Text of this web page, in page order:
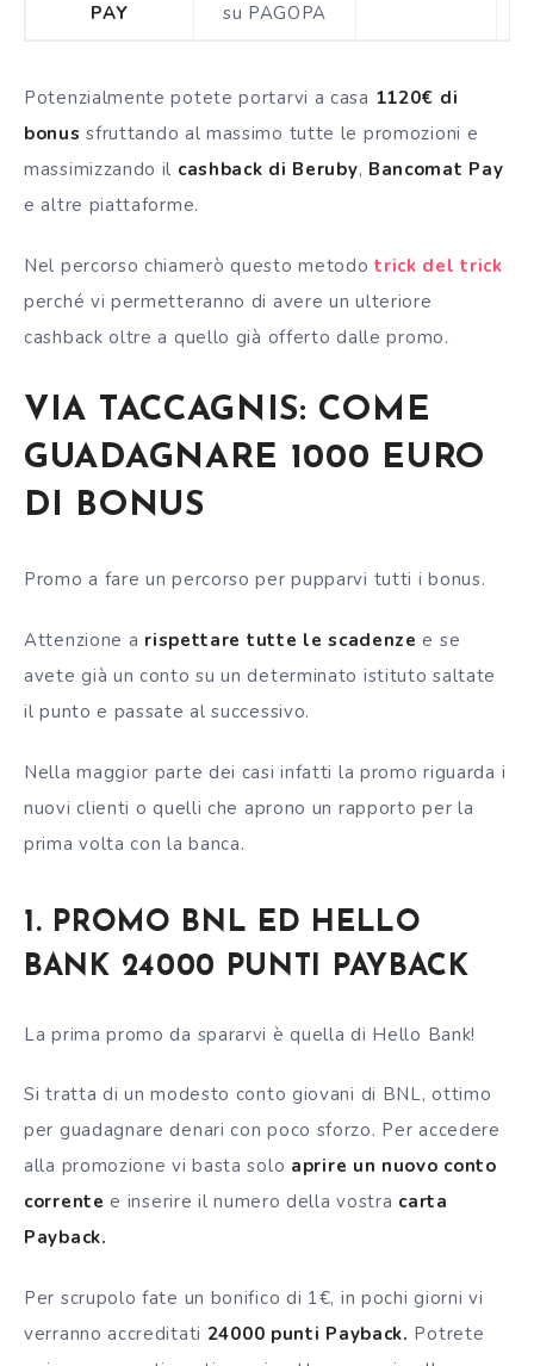
PAY
su PAGOPA
Potenzialmente potete portarvi a casa 1120€ di
bonus sfruttando al massimo tutte le promozioni e
massimizzando il cashback di Beruby, Bancomat Pay
e altre piattaforme.
Nel percorso chiamerò questo metodotrick del trick
perché vi permetteranno di avere un ulteriore
cashback oltre a quello già offerto dalle promo.
VIA TACCAGNIS: COME
GUADAGNARE 1000 EURO
DI BONUS
Promo a fare un percorso per pupparvi tutti i bonus.
Attenzione a rispettare tutte le scadenze e se
avete già un conto su un determinato istituto saltate
il punto e passate al successivo.
Nella maggior parte dei casi infatti la promo riguarda i
nuovi clienti o quelli che aprono un rapporto per la
prima volta con la banca.
1. PROMO BNL ED HELLO
BANK 24000 PUNTI PAYBACK
La prima promo da spararvi è quella di Hello Bank!
Si tratta di un modesto conto giovani di BNL, ottimo
per guadagnare denari con poco sforzo. Per accedere
alla promozione vi basta solo aprire un nuovo conto
corrente e inserire il numero della vostra carta
Payback.
Per scrupolo fate un bonifico di 1€, in pochi giorni vi
verranno accreditati 24000 punti Payback. Potrete